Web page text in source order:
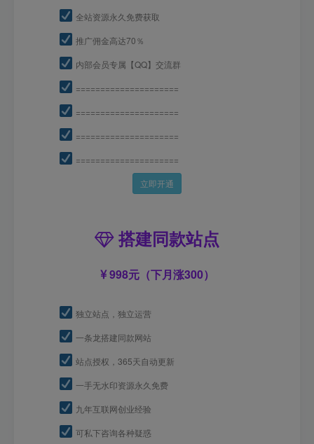
全站资源永久免费获取
推广佣金高达70％
内部会员专属【QQ】交流群
=====================
=====================
=====================
=====================
立即开通
搭建同款站点
998元（下月涨300）
独立站点，独立运营
一条龙搭建同款网站
站点授权，365天自动更新
一手无水印资源永久免费
九年互联网创业经验
可私下咨询各种疑惑